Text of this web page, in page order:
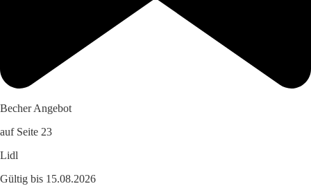
Becher Angebot
auf Seite 23
Lidl
Gültig bis 15.08.2026